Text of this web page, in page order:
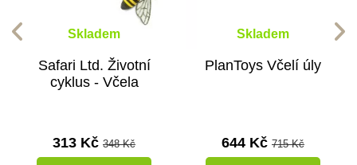
Skladem
Safari Ltd. Životní
cyklus - Včela
313 Kč 348 Kč
Skladem
PlanToys Včelí úly
644 Kč 715 Kč